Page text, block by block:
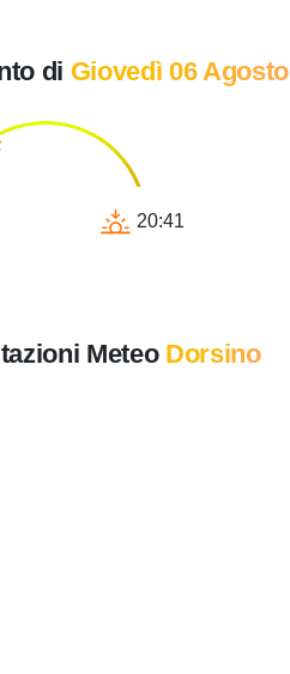
di Giovedì 06 Agosto
20:41
Meteo Dorsino